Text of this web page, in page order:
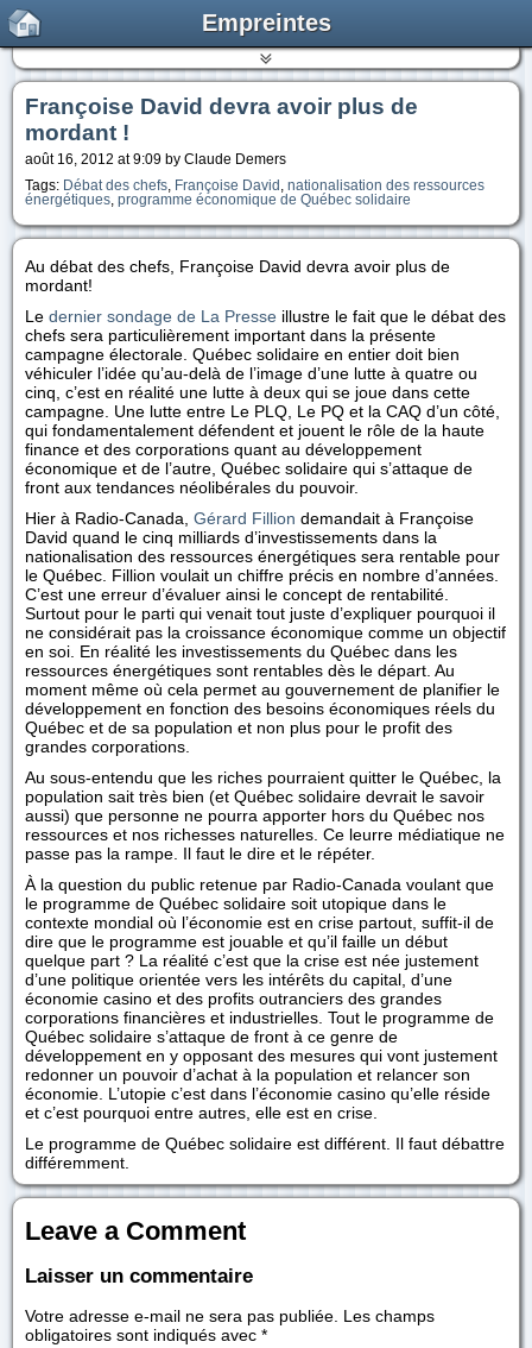
Empreintes
Françoise David devra avoir plus de
mordant !
août 16, 2012 at 9:09 by Claude Demers
Tags: Débat des chefs Françoise David
nationalisation des ressources
énergétiques programme économique de Québec solidaire
Au débat des chefs, Françoise David devra avoir plus de
mordant!
Le dernier sondage de La Presse illustre le fait que le débat des
chefs sera particulièrement important dans la présente
campagne électorale. Québec solidaire en entier doit bien
véhiculer l’idée qu’au-delà de l’image d’une lutte à quatre ou
cinq, c’est en réalité une lutte à deux qui se joue dans cette
campagne. Une lutte entre Le PLQ, Le PQ et la CAQ d’un côté,
qui fondamentalement défendent et jouent le rôle de la haute
finance et des corporations quant au développement
économique et de l’autre, Québec solidaire qui s’attaque de
front aux tendances néolibérales du pouvoir.
Hier à Radio-Canada, Gérard Fillion demandait à Françoise
David quand le cinq milliards d’investissements dans la
nationalisation des ressources énergétiques sera rentable pour
le Québec. Fillion voulait un chiffre précis en nombre d’années.
C’est une erreur d’évaluer ainsi le concept de rentabilité.
Surtout pour le parti qui venait tout juste d’expliquer pourquoi il
ne considérait pas la croissance économique comme un objectif
en soi. En réalité les investissements du Québec dans les
ressources énergétiques sont rentables dès le départ. Au
moment même où cela permet au gouvernement de planifier le
développement en fonction des besoins économiques réels du
Québec et de sa population et non plus pour le profit des
grandes corporations.
Au sous-entendu que les riches pourraient quitter le Québec, la
population sait très bien (et Québec solidaire devrait le savoir
aussi) que personne ne pourra apporter hors du Québec nos
ressources et nos richesses naturelles. Ce leurre médiatique ne
passe pas la rampe. Il faut le dire et le répéter.
À la question du public retenue par Radio-Canada voulant que
le programme de Québec solidaire soit utopique dans le
contexte mondial où l’économie est en crise partout, suffit-il de
dire que le programme est jouable et qu’il faille un début
quelque part ? La réalité c’est que la crise est née justement
d’une politique orientée vers les intérêts du capital, d’une
économie casino et des profits outranciers des grandes
corporations financières et industrielles. Tout le programme de
Québec solidaire s’attaque de front à ce genre de
développement en y opposant des mesures qui vont justement
redonner un pouvoir d’achat à la population et relancer son
économie. L’utopie c’est dans l’économie casino qu’elle réside
et c’est pourquoi entre autres, elle est en crise.
Le programme de Québec solidaire est différent. Il faut débattre
différemment.
Leave a Comment
Laisser un commentaire
Votre adresse e-mail ne sera pas publiée. Les champs
obligatoires sont indiqués avec *